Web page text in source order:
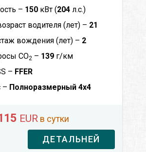
– 150 кВт (204 л.с.)
водителя (лет) – 21
вождения (лет) – 2
CO2 – 139 г/км
– FFER
– Полноразмерный 4x4
EUR в сутки
ДЕТАЛЬНЕЙ